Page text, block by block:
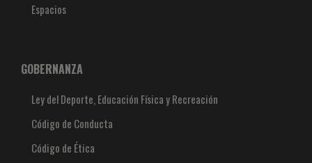
Espacios
GOBERNANZA
Ley del Deporte, Educación Física y Recreación
Código de Conducta
Código de Ética